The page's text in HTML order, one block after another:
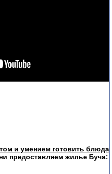
и умением готовить блюда
предоставляем жилье Буча: